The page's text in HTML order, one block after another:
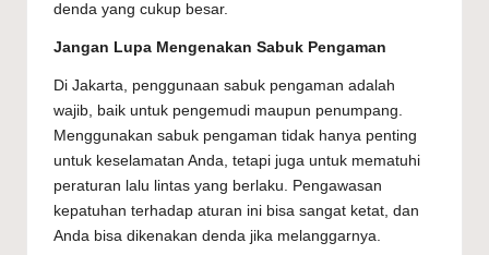
denda yang cukup besar.
Jangan Lupa Mengenakan Sabuk Pengaman
Di Jakarta, penggunaan sabuk pengaman adalah
wajib, baik untuk pengemudi maupun penumpang.
Menggunakan sabuk pengaman tidak hanya penting
untuk keselamatan Anda, tetapi juga untuk mematuhi
peraturan lalu lintas yang berlaku. Pengawasan
kepatuhan terhadap aturan ini bisa sangat ketat, dan
Anda bisa dikenakan denda jika melanggarnya.